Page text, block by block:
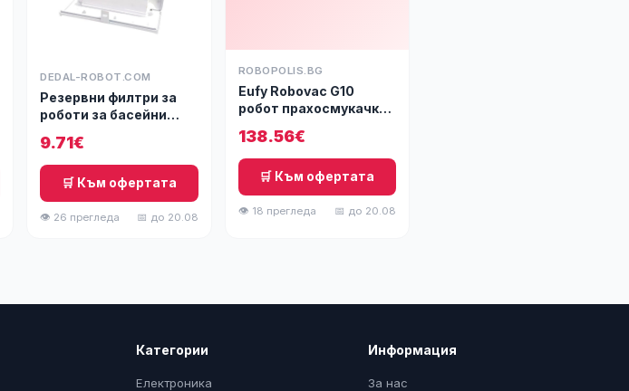
DEDAL-ROBOT.COM
Резервни филтри за
роботи за басейни
9.71€
🛒 Към офертата
👁 26 прегледа 📅 до 20.08
ROBOPOLIS.BG
Eufy Robovac G10
робот прахосмукачка
138.56€
🛒 Към офертата
👁 18 прегледа 📅 до 20.08
Категории
Електроника
Информация
За нас